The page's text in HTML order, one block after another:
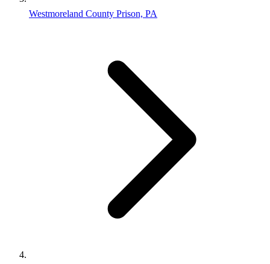
Westmoreland County Prison, PA